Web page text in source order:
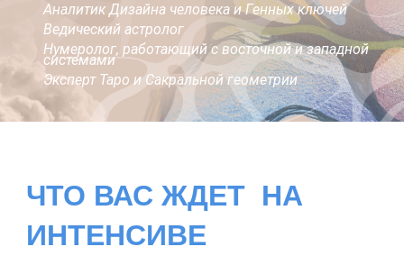
Аналитик Дизайна человека и Генных ключей
Ведический астролог
Нумеролог, работающий с восточной и западной
системами
Эксперт Таро и Сакральной геометрии